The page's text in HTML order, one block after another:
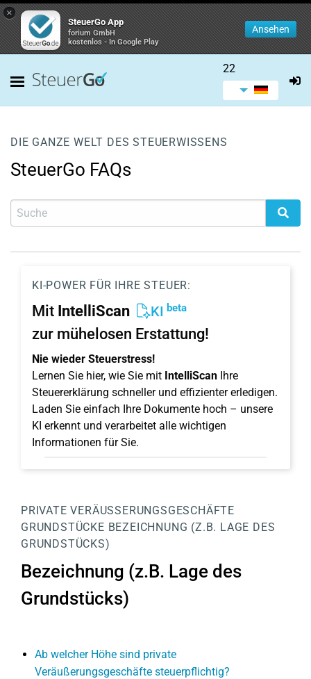
×
SteuerGo App
forium GmbH
kostenlos - In Google Play
Ansehen
22
DIE GANZE WELT DES STEUERWISSENS
SteuerGo FAQs
KI-POWER FÜR IHRE STEUER:
Mit IntelliScan KI beta
zur mühelosen Erstattung!
Nie wieder Steuerstress!
Lernen Sie hier, wie Sie mit IntelliScan Ihre
Steuererklärung schneller und effizienter erledigen.
Laden Sie einfach Ihre Dokumente hoch – unsere
KI erkennt und verarbeitet alle wichtigen
Informationen für Sie.
PRIVATE VERÄUSSERUNGSGESCHÄFTE
GRUNDSTÜCKE BEZEICHNUNG (Z.B. LAGE DES
GRUNDSTÜCKS)
Bezeichnung (z.B. Lage des
Grundstücks)
Ab welcher Höhe sind private
Veräußerungsgeschäfte steuerpflichtig?